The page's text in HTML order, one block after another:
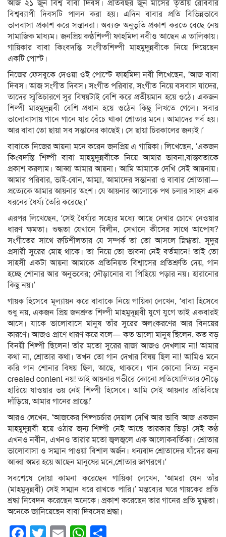
আজ ২১ জুন বিশ্ব বাবা দিবস। প্রতিবছর জুন মাসের তৃতীয় রোববার
বিশ্বব্যাপী দিবসটি পালন করা হয়। এদিন বাবার প্রতি বিভিন্নভাবে
ভালবাসা প্রকাশ করে সন্তানরা। অব্যক্ত অনুভূতি প্রকাশ করতে বেছে নেয়
সামাজিক মাধ্যম। জনপ্রিয় কণ্ঠশিল্পী ফাহমিদা নবীও আছেন এ তালিকায়।
গায়িকার বাবা কিংবদন্তি সংগীতশিল্পী মাহমুদুন্নবীকে নিয়ে দিয়েছেন
একটি পোস্ট।
নিজের ফেসবুকে দেওয়া ওই পোস্টে ফাহমিদা নবী লিখেছেন, ‘আজ বাবা
দিবস। আজ সংগীত দিবস। সংগীত পরিবার, সংগীত নিয়ে বসবাস যাদের,
তাদের স্মৃতিচারণে সুর বিষয়টাই বেশি করে প্রতীয়মান হয়ে ওঠে। একজন
শিল্পী মাহমুদুন্নবী বেশি প্রধান হয়ে ওঠেন কিছু লিখতে গেলে। সবার
ভালোবাসায় গানে গানে যার বেঁচে থাকা শ্রোতার মনে। আমাদের গর্ব হয়।
আর বাবা তো ছায়া সব সন্তানের কাছেই। সে ছায়া চিরকালের জন‍্যই।’
বাবাকে নিজের আয়না মনে করেন জনপ্রিয় এ গায়িকা। লিখেছেন, ‘একজন
কিংবদন্তি শিল্পী বাবা মাহমুদুন্নবীকে নিয়ে আমার ভাবনা,বাস্তবতাকে
প্রকাশ করলাম। আব্বা আমার আয়না। আমি আমাকে দেখি সেই আয়নায়।
আমার পরিবার, ভাই-বোন, আম্মা, আমাদের সন্তানরা ও বাবার শ্রোতারা—
প্রত্যেকে আমার আয়নার অংশ। যে আয়নার আলোকে পথ চলার সাহস এক
ধরনের ধৈর্য্য তৈরি করেছে।’
এরপর লিখেছেন, ‘সেই ধৈর্য্যর সহ্যের মধ্যে আছে দেখার চোখে নেওয়ার
ধারণ ক্ষমতা। শুদ্ধতা যেখানে বিলীন, সেখানে কীসের সাথে আপোষ?
সংগীতের সাথে রুচিশীলতার যে সম্পর্ক তা তো আসলে স্নিগ্ধতা, সূদুর
প্রসারী সুরের মোহ থাকে। তা নিয়ে তো ভাবনা নেই বর্তমানে! তাই তো
সাহসী একটা আয়না আমাকে প্রতিনিয়ত বিশ্বাসের প্রতিশ্রুতি দেয়, গান
হচ্ছে শোনার আর অনুভবের; দৌড়ানোর বা পিছিয়ে পড়ার নয়। হারানোর
কিছু নয়।’
গায়ক হিসেবে মূল্যায়ন করে বাবাকে নিয়ে গায়িকা লেখেন, ‘বাবা হিসেবে
শুধু নয়, একজন প্রিয় জনশ্রুত শিল্পী মাহমুদূন্নবী যুগে যুগে তাই একবারই
আসে। যাকে ভালোবাসে মানুষ তাঁর সুরের অলংকরণের আর বিনয়ের
কারণে। আজও প্রাণে ধারণ করে বলে— কত ভালো মানুষ ছিলেন, কত বড়
বিনয়ী শিল্পী ছিলেন! তাঁর মতো সুরের রাজা আজও দেখলাম না! আমার
কথা না, শ্রোতার কথা। তখন তো গান দেখার বিষয় ছিল না! আমিও মনে
করি গান শোনার বিষয় ছিল, আছে, থাকবে। গান কোনো নিত্য নতুন
created content নয়! তাই আয়নার গভীরে কোনো প্রতিযোগিতার দৌড়ে
হারিয়ে যাওয়ার ভয় নেই শিল্পী হিসেবে। আমি সেই আয়নার প্রতিবিম্বে
দাঁড়িয়ে, আমার গানের প্রান্তে!’
আরও লেখেন, ‘আজকের শিল্পচর্চার দেয়াল দেখি আর ভাবি আজ একজন
মাহমুদূন্নবী হয়ে ওঠার জন্য শিল্পী নেই আছে তারকার ভিড়! সেই কণ্ঠ
এখনও নবীন, এখনও তারার মতো জ্বলজ্বলে এক আলোকবর্তিকা। শ্রোতার
ভালোবাসা ও সম্মান পাওয়া বিশাল অর্জন। ধন্যবাদ শ্রোতাদের যাঁদের জন্য
আব্বা অমর হয়ে আছেন মানুষের মনে,শ্রোতার জাগরণে।’
সবশেষে দোয়া কামনা করেছেন গায়িকা লেখেন, ‘আমরা যেন তাঁর
(মাহমুদুন্নবী) সেই সম্মান ধরে রাখতে পারি।’ মন্তব্যের ঘরে গায়কের প্রতি
শ্রদ্ধা নিবেদন করেছেন অনেকে। প্রকাশ করেছেন তার গানের প্রতি মুগ্ধতা।
অনেকে জানিয়েছেন বাবা দিবসের শ্রদ্ধা।